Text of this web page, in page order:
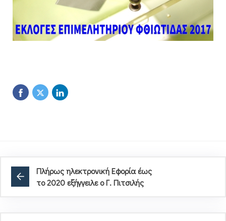
Πλήρως ηλεκτρονική Εφορία έως
το 2020 εξήγγειλε ο Γ. Πιτσιλής